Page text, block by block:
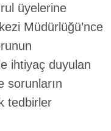
üyelerine
Müdürlüğü’nce
ihtiyaç duyulan
sorunların
tedbirler